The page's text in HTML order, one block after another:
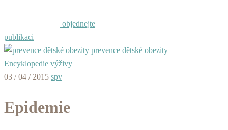
objednejte
publikaci
prevence dětské obezity
Encyklopedie výživy
03 / 04 / 2015 spv
Epidemie